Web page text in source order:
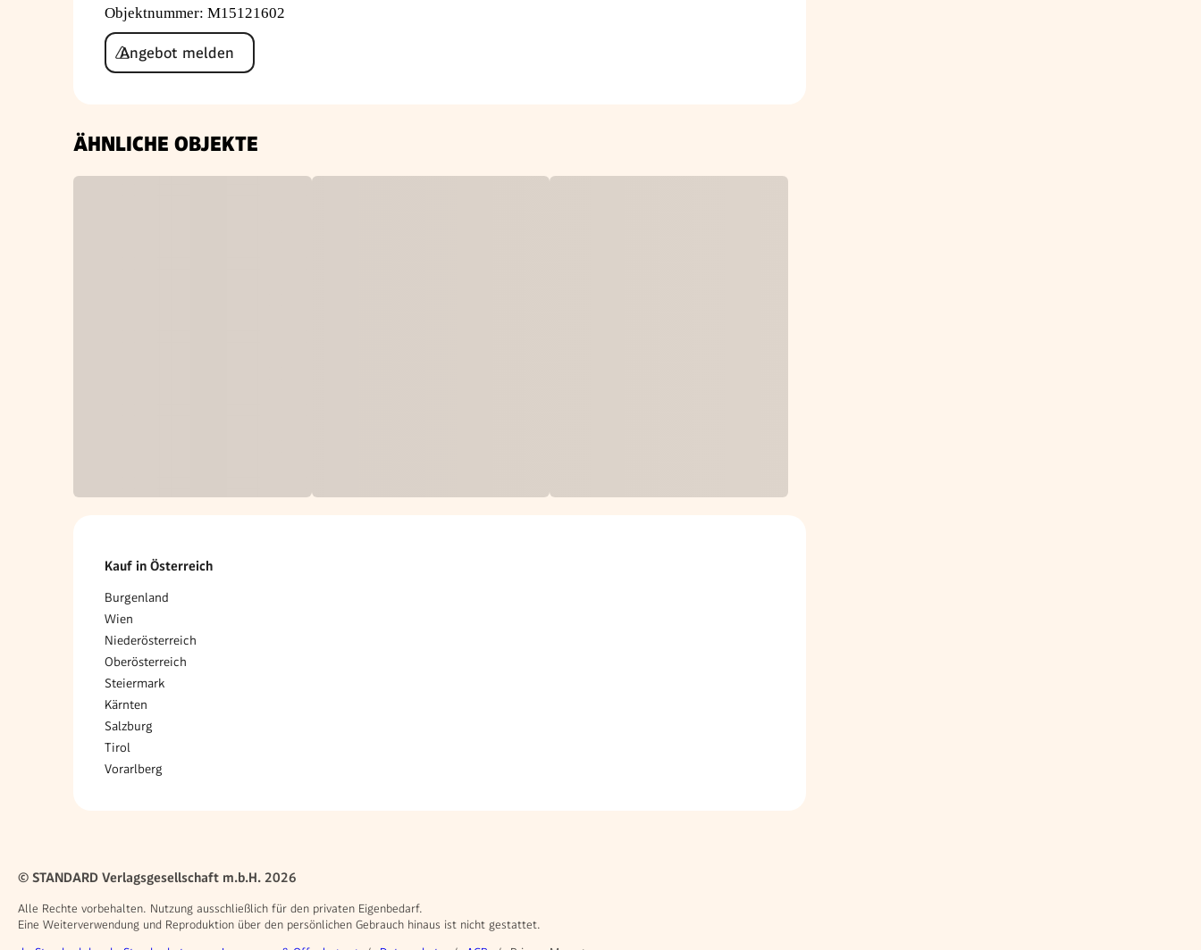
Objektnummer: M15121602
Angebot melden
ÄHNLICHE OBJEKTE
Kauf in Österreich
Burgenland
Wien
Niederösterreich
Oberösterreich
Steiermark
Kärnten
Salzburg
Tirol
Vorarlberg
© STANDARD Verlagsgesellschaft m.b.H. 2026
Alle Rechte vorbehalten. Nutzung ausschließlich für den privaten Eigenbedarf.
Eine Weiterverwendung und Reproduktion über den persönlichen Gebrauch hinaus ist nicht gestattet.